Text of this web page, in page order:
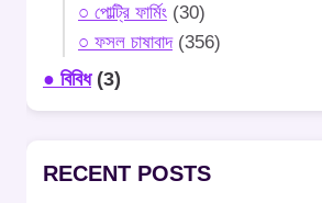
○ পোল্ট্রি ফার্মিং (30)
○ ফসল চাষাবাদ(356)
● বিবিধ(3)
RECENT POSTS